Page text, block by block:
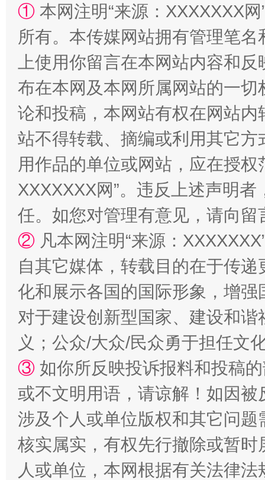
网上购药对药下症？
这是一记警钟！
① 本网注明“来源：XXXXXXX
所有。本传媒网站拥有管理笔
上使用你留言在本网站内容和
布在本网及本网所属网站的一
论和投稿，本网站有权在网站
站不得转载、摘编或利用其它
用作品的单位或网站，应在授
XXXXXXX网”。违反上述声明
任。如您对管理有意见，请向
② 凡本网注明“来源：
自其它媒体，转载目的在于传
化和展示各国的国际形象，增
对于建设创新型国家、建设和
义；公众/大众/民众勇于担任文
③ 如你所反映投诉报料和投稿
或不文明用语，请谅解！如因
涉及个人或单位版权和其它问题
核实属实，有权先行撤除或暂
人或单位，本网根据有关法律